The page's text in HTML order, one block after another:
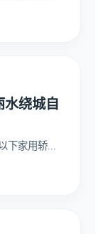
绕城自
下家用轿...